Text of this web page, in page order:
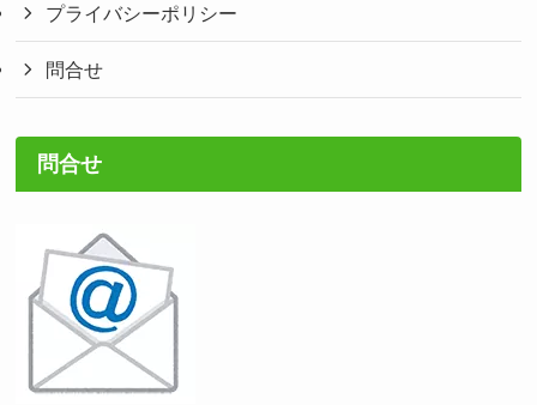
プライバシーポリシー
問合せ
問合せ